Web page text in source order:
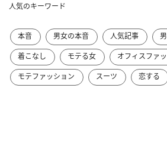
人気のキーワード
本音 男女の本音 人気記事
着こなし
モテる女
オフィスファ
モテファッション
スーツ 恋する